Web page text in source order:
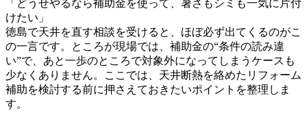
「どうせやるなら補助金を使って、暑さもシミも一気に片付
けたい」
徳島で天井を直す相談を受けると、ほぼ必ず出てくるのがこ
の一言です。ところが現場では、補助金の“条件の読み違
い”で、あと一歩のところで対象外になってしまうケースも
少なくありません。ここでは、天井断熱を絡めたリフォーム
補助を検討する前に押さえておきたいポイントを整理しま
す。